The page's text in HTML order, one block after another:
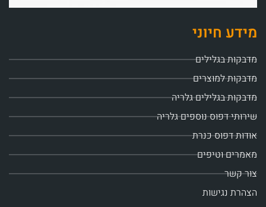
מידע חיוני
מדבקות בגלילים
מדבקות למוצרים
מדבקות בגלילים גלריה
שירותי דפוס נוספים גלריה
אודות דפוס כנרת
מאמרים וטיפים
צור קשר
הצהרת נגישות